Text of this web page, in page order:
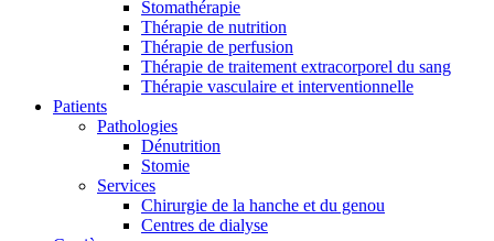
Pôle d’innovation
Stimulons ensemble l’innovation dans la technologie
médicale. Apprenez-en plus sur notre centre d’innovation et
présentez votre idée.
Stomathérapie
Thérapie de nutrition
Thérapie de perfusion
Thérapie de traitement extracorporel du sang
Thérapie vasculaire et interventionnelle
Patients
Pathologies
Dénutrition
Stomie
Services
Chirurgie de la hanche et du genou
Centres de dialyse